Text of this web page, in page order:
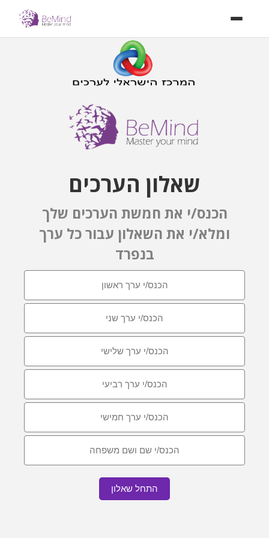
שאלון הערכים
הכנס/י את חמשת הערכים שלך
ומלא/י את השאלון עבור כל ערך
בנפרד
התחל שאלון